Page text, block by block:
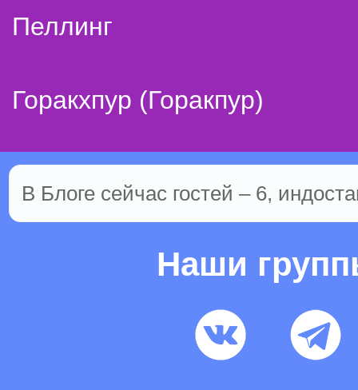
Пеллинг
Горакхпур (Горакпур)
В Блоге сейчас гостей – 6,
Наши